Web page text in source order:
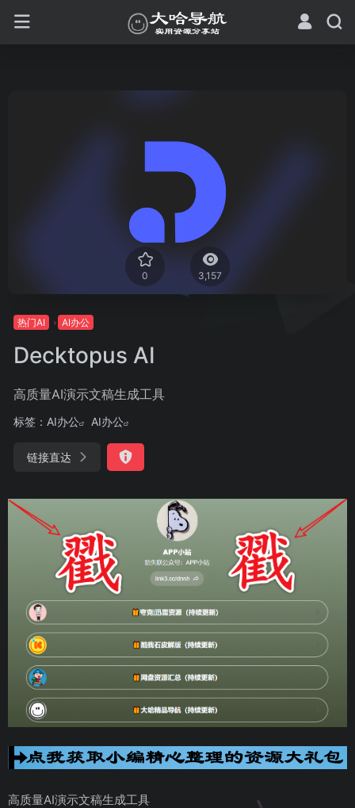
0 3,157
热门AI AI办公
Decktopus AI
高质量AI演示文稿生成工具
标签： AI办公 AI办公
链接直达
高质量AI演示文稿生成工具